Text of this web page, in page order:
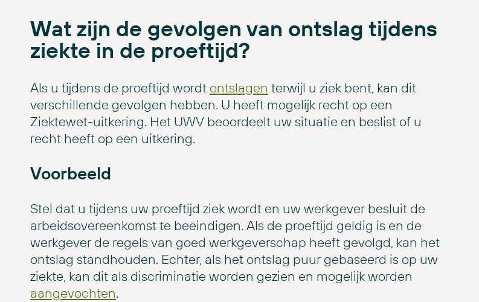
Wat zijn de gevolgen van ontslag tijdens
ziekte in de proeftijd?
Als u tijdens de proeftijd wordt ontslagen terwijl u ziek bent, kan dit
verschillende gevolgen hebben. U heeft mogelijk recht op een
Ziektewet-uitkering. Het UWV beoordeelt uw situatie en beslist of u
recht heeft op een uitkering.
Voorbeeld
Stel dat u tijdens uw proeftijd ziek wordt en uw werkgever besluit de
arbeidsovereenkomst te beëindigen. Als de proeftijd geldig is en de
werkgever de regels van goed werkgeverschap heeft gevolgd, kan het
ontslag standhouden. Echter, als het ontslag puur gebaseerd is op uw
ziekte, kan dit als discriminatie worden gezien en mogelijk worden
aangevochten.